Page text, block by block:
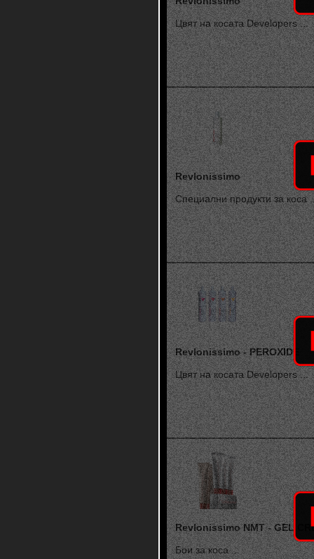
Цвят на косата Developers ...
Revlonissimo
Специални продукти за коса
Revlonissimo - PEROXIDE
Цвят на косата Developers ...
Revlonissimo NMT - GEL
Бои за коса ...